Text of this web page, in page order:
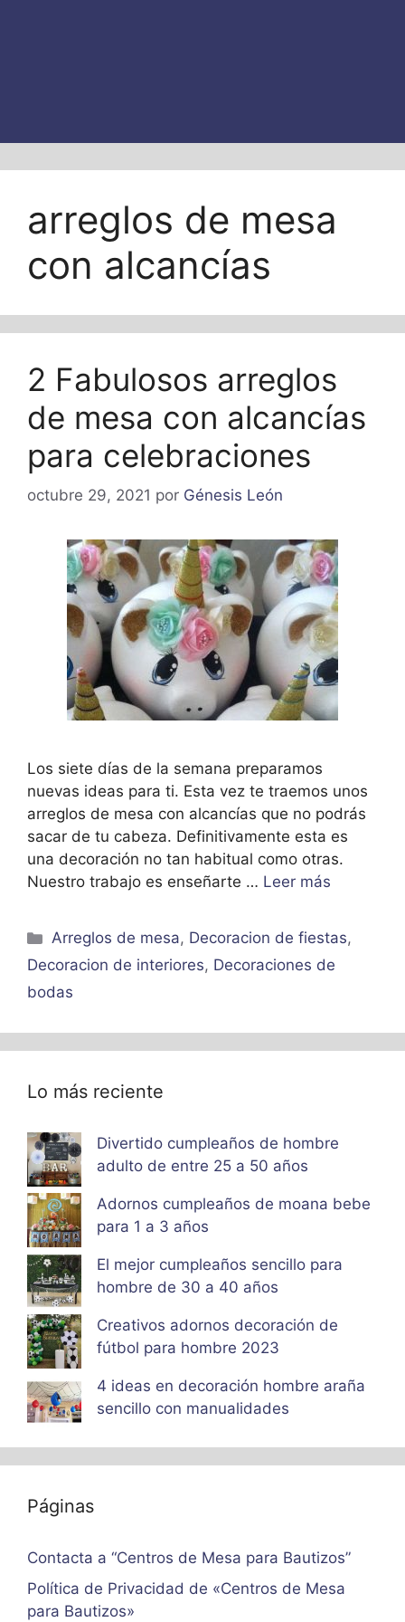
arreglos de mesa
con alcancías
2 Fabulosos arreglos
de mesa con alcancías
para celebraciones
octubre 29, 2021 por Génesis León
Los siete días de la semana preparamos
nuevas ideas para ti. Esta vez te traemos unos
arreglos de mesa con alcancías que no podrás
sacar de tu cabeza. Definitivamente esta es
una decoración no tan habitual como otras.
Nuestro trabajo es enseñarte … Leer más
Categorías
Arreglos de mesa, Decoracion de fiestas,
Decoracion de interiores, Decoraciones de
bodas
Lo más reciente
Divertido cumpleaños de hombre
adulto de entre 25 a 50 años
Adornos cumpleaños de moana bebe
para 1 a 3 años
El mejor cumpleaños sencillo para
hombre de 30 a 40 años
Creativos adornos decoración de
fútbol para hombre 2023
4 ideas en decoración hombre araña
sencillo con manualidades
Páginas
Contacta a “Centros de Mesa para Bautizos”
Política de Privacidad de «Centros de Mesa
para Bautizos»